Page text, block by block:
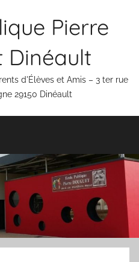
Pierre
Dinéault
d'Élèves et Amis – 3 ter rue
29150 Dinéault